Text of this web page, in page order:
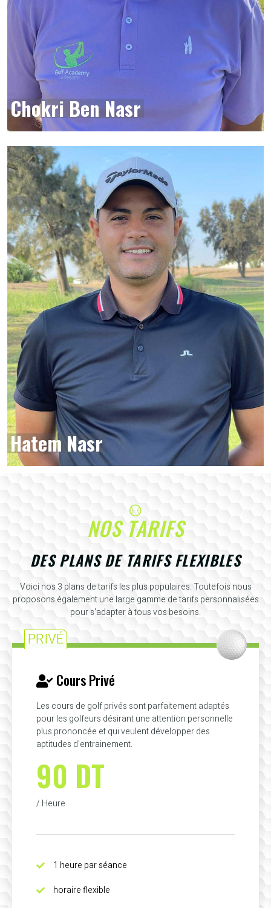
Chokri Ben Nasr
Hatem Nasr
NOS TARIFS
DES PLANS DE TARIFS FLEXIBLES
Voici nos 3 plans de tarifs les plus populaires. Toutefois nous
proposons également une large gamme de tarifs personnalisées
pour s'adapter à tous vos besoins.
PRIVÉ
Cours Privé
Les cours de golf privés sont parfaitement adaptés
pour les golfeurs désirant une attention personnelle
plus prononcée et qui veulent développer des
aptitudes d'entrainement.
90 DT
/ Heure
1 heure par séance
horaire flexible